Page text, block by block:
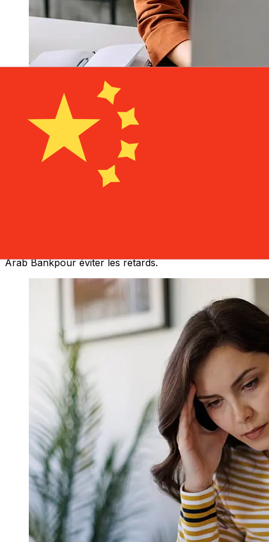
À quelle vitesse un transfert Arab
Bank ILS CNY ?
Les délais de livraison pour les transferts internationaux
avec Arab Bank de Israël à Chine varient selon le mode
Arab Bankpour éviter les retards.